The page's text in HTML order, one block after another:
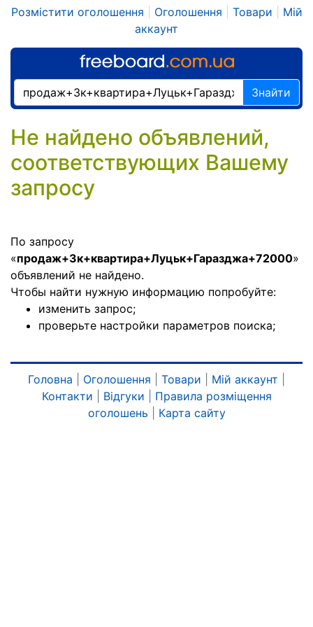
Розмістити оголошення Оголошення Товари
Мій
аккаунт
Знайти
Не найдено объявлений,
соответствующих Вашему
запросу
По запросу
«продаж+3к+квартира+Луцьк+Гаразджа+72000»
объявлений не найдено.
Чтобы найти нужную информацию попробуйте:
изменить запрос;
проверьте настройки параметров поиска;
Головна Оголошення Товари Мій аккаунт
Контакти
Відгуки
Правила розміщення
оголошень
Карта сайту